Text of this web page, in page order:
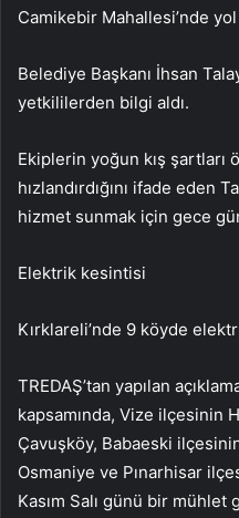
Camikebir Mahallesi’nde yol
Belediye Başkanı İhsan
yetkililerden bilgi aldı.
Ekiplerin yoğun kış şartları
hızlandırdığını ifade eden
hizmet sunmak için gece
Elektrik kesintisi
Kırklareli’nde 9 köyde
TREDAŞ’tan yapılan
kapsamında, Vize ilçesinin
Çavuşköy, Babaeski
Osmaniye ve Pınarhisar
Kasım Salı günü bir mühlet